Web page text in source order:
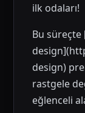
ilk odaları!
Bu
design)
rastgele
eğlenceli